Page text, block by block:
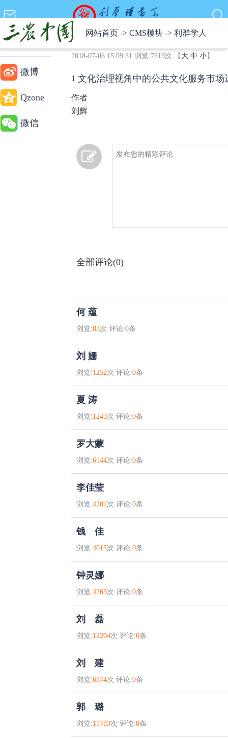
网站首页 -> CMS模块 -> 利群学人
0
微博
Qzone
微信
刘 辉
2018-07-06 15:09:51 浏览:7519次 【 大 中 小 】
1 文化治理视角中的公共文化服务市
作者
刘辉
全部评论(0)
何 蕴
浏览:83次 评论:0条
刘 姗
浏览:1252次 评论:0条
夏 涛
浏览:1243次 评论:0条
罗大蒙
浏览:6144次 评论:0条
李佳莹
浏览:4201次 评论:0条
钱 佳
浏览:4013次 评论:0条
钟灵娜
浏览:4263次 评论:0条
刘 磊
浏览:12204次 评论:0条
刘 建
浏览:6874次 评论:0条
郭 璐
浏览:11783次 评论:0条